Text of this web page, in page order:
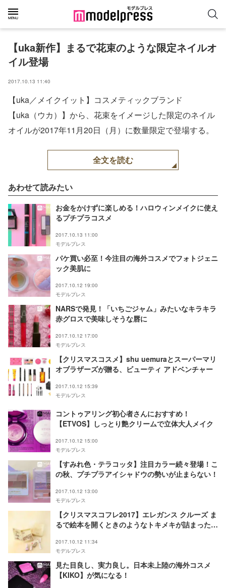
【uka新作】まるで花束のような限定ネイルオ
イル登場
2017.10.13 11:40
【uka／メイクイット】コスメティックブランド
【uka（ウカ）】から、花束をイメージした限定のネイル
オイルが2017年11月20日（月）に数量限定で登場する。
全文を読む
あわせて読みたい
お金をかけずに楽しめる！ハロウィンメイクに使え
るプチプラコスメ
2017.10.13 11:00
モデルプレス
パケ買い必至！今注目の海外コスメでフォトジェニ
ック美肌に
2017.10.12 19:00
モデルプレス
NARSで発見！「いちごジャム」みたいなキラキラ
赤グロスで美味しそうな唇に
2017.10.12 17:00
モデルプレス
【クリスマスコスメ】shu uemuraとスーパーマリ
オブラザーズが贈る、ビューティ アドベンチャー
2017.10.12 15:39
モデルプレス
コントゥアリング初心者さんにおすすめ！
【ETVOS】しっとり艶クリームで立体大人メイク
2017.10.12 15:00
モデルプレス
【すみれ色・テラコッタ】注目カラー続々登場！こ
の秋、プチプラアイシャドウの勢いが止まらない！
2017.10.12 13:00
モデルプレス
【クリスマスコフレ2017】エレガンス クルーズ ま
るで絵本を開くときのようなトキメキが詰まったコ
2017.10.12 11:34
モデルプレス
見た目良し、実力良し。日本未上陸の海外コスメ
【KIKO】が気になる！